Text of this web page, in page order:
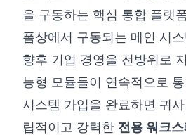
을 구동하는 핵심 통합 플랫
폼상에서 구동되는 메인 시
향후 기업 경영을 전방위로
능형 모듈들이 연속적으로
시스템 가입을 완료하면 귀
립적이고 강력한 전용 워크